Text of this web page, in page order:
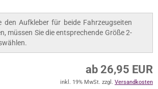
den Aufkleber für beide Fahrzeugseiten
müssen Sie die entsprechende Größe 2-
ab 26,95 EUR
inkl. 19% MwSt. zzgl. Versandkosten